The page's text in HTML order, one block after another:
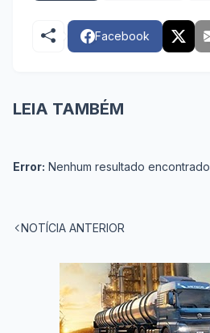
Facebook
LEIA TAMBÉM
Error: Nenhum resultado encontrado
NOTÍCIA ANTERIOR